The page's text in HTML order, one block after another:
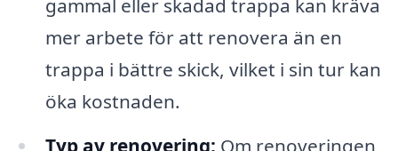
gammal eller skadad trappa kan kräva
mer arbete för att renovera än en
trappa i bättre skick, vilket i sin tur kan
öka kostnaden.
Typ av renovering: Om renoveringen